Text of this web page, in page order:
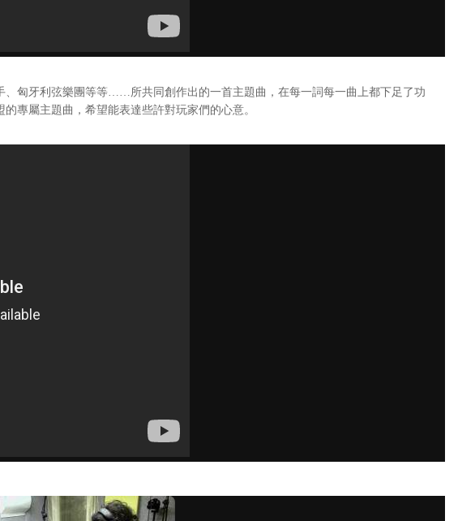
匈牙利弦樂團等等……所共同創作出的一首主題曲，在每一詞每一曲上都下足了功
專屬主題曲，希望能表達些許對玩家們的心意。